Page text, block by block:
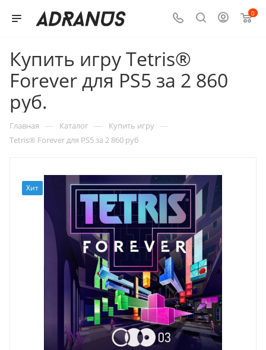
0
Купить игру Tetris®
Forever для PS5 за 2 860
руб.
Главная — Каталог — Купить игру —
Tetris® Forever для PS5 за 2 860 руб
Хит